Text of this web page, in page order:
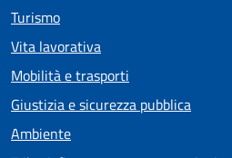
Turismo
Vita lavorativa
Mobilità e trasporti
Giustizia e sicurezza pubblica
Ambiente